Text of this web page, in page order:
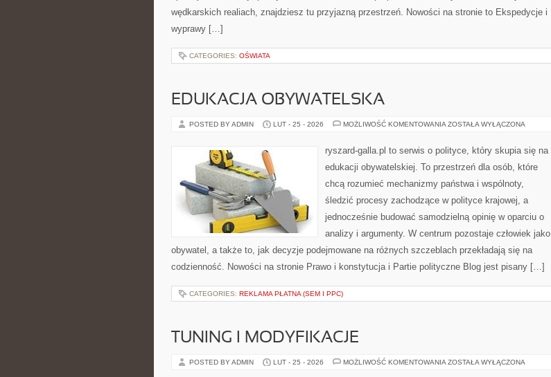
wędkarskich realiach, znajdziesz tu przyjazną przestrzeń. Nowości na stronie to Ekspedycje i
wyprawy […]
CATEGORIES: OŚWIATA
EDUKACJA OBYWATELSKA
POSTED BY ADMIN LUT - 25 - 2026 MOŻLIWOŚĆ KOMENTOWANIA EDUKACJA
ZOSTAŁA WYŁĄCZONA
ryszard-galla.pl to serwis o polityce, który skupia się na
edukacji obywatelskiej. To przestrzeń dla osób, które
chcą rozumieć mechanizmy państwa i wspólnoty,
śledzić procesy zachodzące w polityce krajowej, a
jednocześnie budować samodzielną opinię w oparciu o
analizy i argumenty. W centrum pozostaje człowiek jako
obywatel, a także to, jak decyzje podejmowane na różnych szczeblach przekładają się na
codzienność. Nowości na stronie Prawo i konstytucja i Partie polityczne Blog jest pisany […]
CATEGORIES: REKLAMA PŁATNA (SEM I PPC)
TUNING I MODYFIKACJE
POSTED BY ADMIN LUT - 25 - 2026 MOŻLIWOŚĆ KOMENTOWANIA TUNING
ZOSTAŁA WYŁĄCZONA